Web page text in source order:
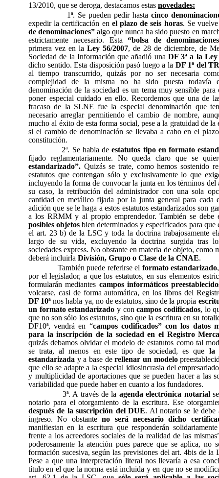
13/2010, que se deroga, destacamos estas novedades:
1ª. Se pueden pedir hastacinco
expedir la certificación en el plazo de seis horas. Se
de denominaciones” algo que nunca ha sido puesto en
estrictamente necesario. Esta “bolsa de
primera vez en la Ley 56/2007, de 28 de diciembre, de
Sociedad de la Información que añadió una DF 3ª a la
dicho sentido. Esta disposición pasó luego a la DF 1ª del
al tiempo transcurrido, quizás por no ser necesaria
complejidad de la misma no ha sido puesta todavía
denominación de la sociedad es un tema muy sensible para
poner especial cuidado en ello. Recordemos que una de
fracaso de la SLNE fue la especial denominación que
necesario arreglar permitiendo el cambio de nombre,
mucho al éxito de esta forma social, pese a la gratuidad de
si el cambio de denominación se llevaba a cabo en el
constitución.
2ª. Se habla deestatutos tipo en formato
fijado reglamentariamente. No queda claro que se
estandarizado”. Quizás se trate, como hemos sostenido
estatutos que contengan sólo y exclusivamente lo que
incluyendo la forma de convocar la junta en los términos
su caso, la retribución del administrador con una sola
cantidad en metálico fijada por la junta general para cada
adición que se le haga a estos estatutos estandarizados son
a los RRMM y al propio emprendedor. También se debe
posibles objetos bien determinados y especificados para
el art. 23 b) de la LSC y toda la doctrina trabajosamente
largo de su vida, excluyendo la doctrina surgida tras
sociedades express. No obstante en materia de objeto, como
deberá incluirla División, Grupo o Clase de la CNAE.
También puede referirse el formato estandarizado
por el legislador, a que los estatutos, en sus elementos
formularán mediantes campos informáticos
volcarse, casi de forma automática, en los libros del
DF 10ª nos habla ya, no de estatutos, sino de la propia
un formato estandarizado y concampos codificados, lo
que no son sólo los estatutos, sino que la escritura en su
DF10ª, vendrá en “campos codificados” con los datos
para la inscripción de la sociedad en el Registro
quizás debamos olvidar el modelo de estatutos como tal
se trata, al menos en este tipo de sociedad, es que la
estandarizada y a base derellenar un modelo
que ello se adapte a la especial idiosincrasia del
y multiplicidad de aportaciones que se pueden hacer a las
variabilidad que puede haber en cuanto a los fundadores.
3ª. A través de la agenda electrónica notarial
notario para el otorgamiento de la escritura. Ese
después de la suscripción del DUE. Al notario se le debe
ingreso. No obstanteno será necesario dicho
manifiestan en la escritura que responderán
frente a los acreedores sociales de la realidad de las
poderosamente la atención pues parece que se aplica, no
formación sucesiva, según las previsiones del art. 4bis de la
Pese a que una interpretación literal nos llevaría a esa
título en el que la norma está incluida y en que no se